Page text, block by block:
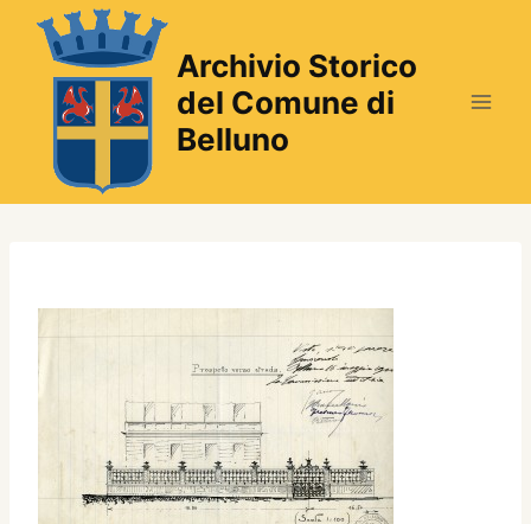
Salta
contenuto
Archivio Storico
del Comune di
Belluno